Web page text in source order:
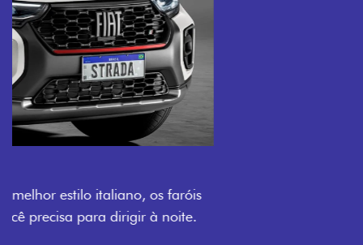
PORTAS
Todo mundo pode viajar confortável na Fiat Strada,